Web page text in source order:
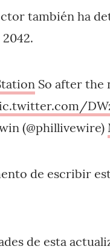
también ha
So after the
(@phillivewire)
de escribir
de esta